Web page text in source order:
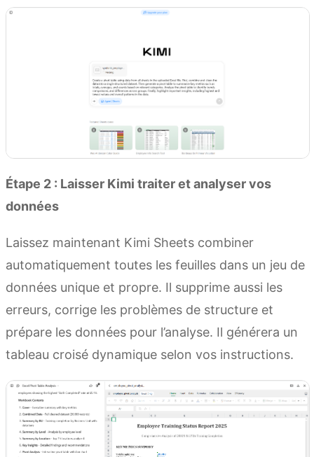
Étape 2 : Laisser Kimi traiter et analyser vos
données
Laissez maintenant Kimi Sheets combiner
automatiquement toutes les feuilles dans un jeu de
données unique et propre. Il supprime aussi les
erreurs, corrige les problèmes de structure et
prépare les données pour l’analyse. Il générera un
tableau croisé dynamique selon vos instructions.